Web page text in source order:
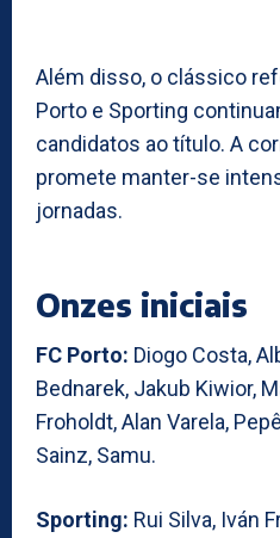
Além disso, o clássico
Porto e Sporting
candidatos ao título. A
promete manter-se
jornadas.
Onzes iniciais
FC Porto: Diogo Costa,
Bednarek, Jakub Kiwior,
Froholdt, Alan Varela,
Sainz, Samu.
Sporting: Rui Silva, Iván